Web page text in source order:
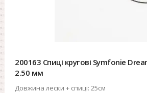
200163 Спиці кругові Symfonie
2.50 мм
Довжина лески + спиці: 25см